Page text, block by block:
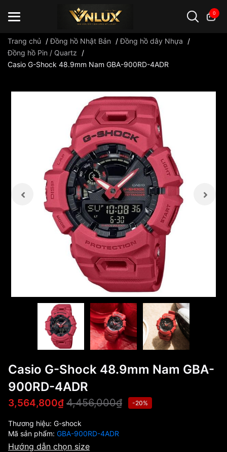
0
Đồng hồ casio đồng hồ G-Shock đồng hồ Orient ...
Trang chủ /Đồng hồ Nhật Bản /Đồng hồ dây Nhựa
/
Đồng hồ Pin / Quartz
/
Casio G-Shock 48.9mm Nam GBA-900RD-4ADR
Casio G-Shock 48.9mm Nam GBA-
900RD-4ADR
3,564,800₫ 4,456,000₫ -20%
Thương hiệu: G-shock
Mã sản phẩm: GBA-900RD-4ADR
Hướng dẫn chọn size